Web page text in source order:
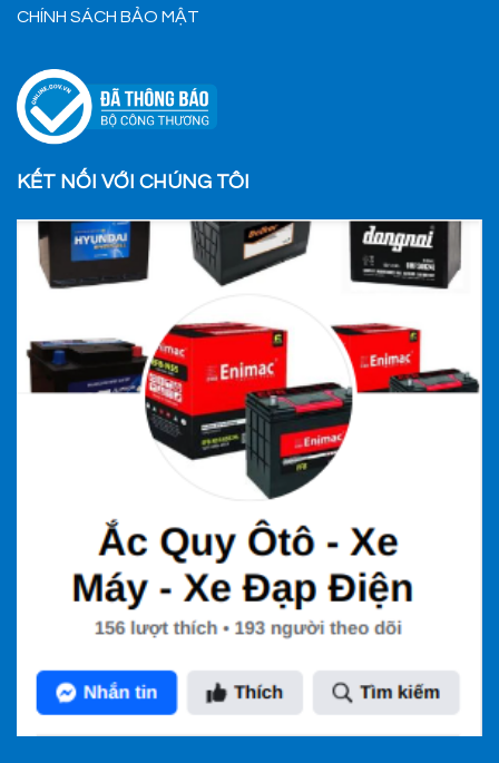
CHÍNH SÁCH BẢO MẬT
KẾT NỐI VỚI CHÚNG TÔI